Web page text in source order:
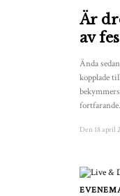
Är
av
Ända
kopplade
Den 18 april